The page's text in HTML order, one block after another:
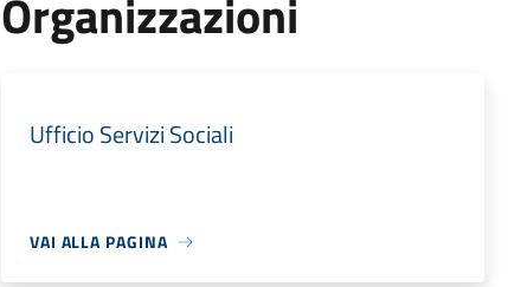
Organizzazioni
Ufficio Servizi Sociali
VAI ALLA PAGINA